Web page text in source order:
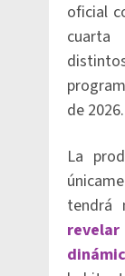
oficial
de 2026.
La
tendrá